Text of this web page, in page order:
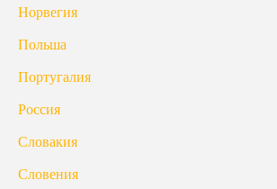
Норвегия
Польша
Португалия
Россия
Словакия
Словения